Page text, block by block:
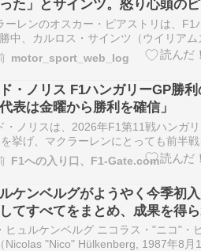
た」とサインツ。怒り心頭の
ての主張を退け、激しく批判
ーレンのオスカー・ピアストリは、F1
中、カルロス・サインツ（ウイリア
ようとしていた際に起きたインシデン
後にも怒りが収まらない様子だった。
れになる直前にピアストリにヒットし
っともな理…
motor_sport_web_log
・ノリス F1ハンガリーGP勝
表は金曜から勝利を確信」
・ノリスは、2026年F1第11戦ハンガ
挙げ、マクラーレンにとっても前半
勝利をもたらした。しかし本人は、金
など到底考えられなかったと明かして
クラーレンのアンドレア・ステラ代表
ムの…
F1への入り口、F1-Gate.com
ケンベルグがようやく今季初
てすべてをまとめ、成果を得
」アウディは選手権8位に
ヒュルケンベルグ ニコラス・"ニコ"・
Nicolas "Nico" Hülkenberg, 1987年8月